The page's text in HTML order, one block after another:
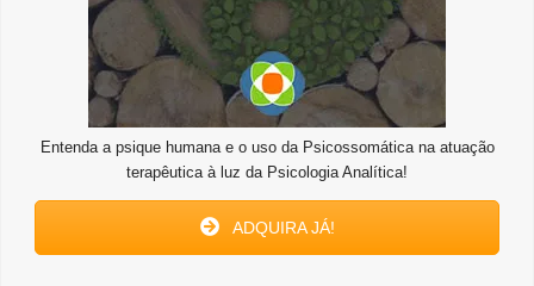
Entenda a psique humana e o uso da Psicossomática na atuação
terapêutica à luz da Psicologia Analítica!
ADQUIRA JÁ!